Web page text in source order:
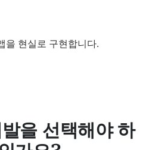
을 현실로 구현합니다.
을 선택해야 하